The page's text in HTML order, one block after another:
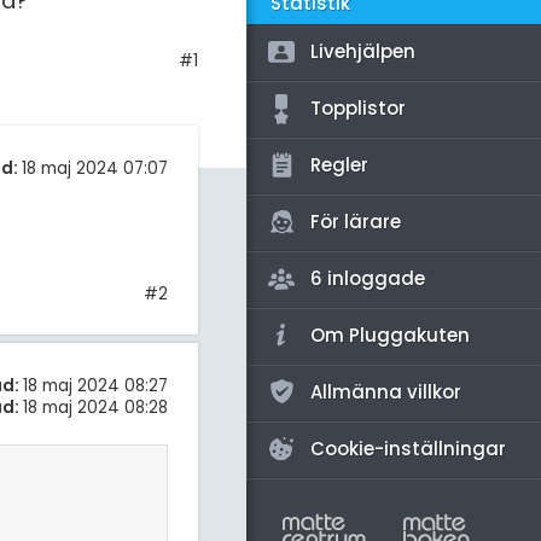
#1
18 maj 2024 07:07
#2
18 maj 2024 08:27
18 maj 2024 08:28
Livehjälpen
Topplistor
Regler
För lärare
6 inloggade
Om Pluggakuten
Allmänna villkor
Cookie-inställningar
(mattedelen)
diskussioner